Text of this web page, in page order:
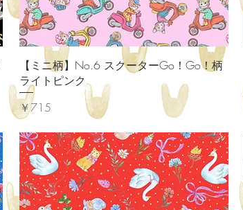
クイックビュー
【ミニ柄】No.6 スクーターGo！Go！柄
ライトピンク
価格
￥715